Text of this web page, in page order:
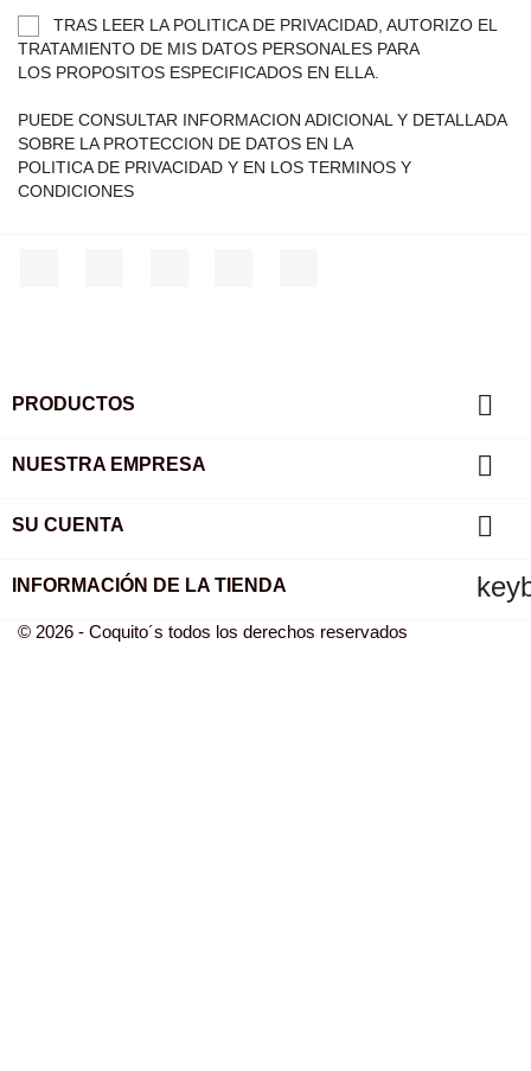
TRAS LEER LA POLITICA DE PRIVACIDAD, AUTORIZO EL
TRATAMIENTO DE MIS DATOS PERSONALES PARA
LOS PROPOSITOS ESPECIFICADOS EN ELLA.
PUEDE CONSULTAR INFORMACION ADICIONAL Y DETALLADA
SOBRE LA PROTECCION DE DATOS EN LA
POLITICA DE PRIVACIDAD Y EN LOS TERMINOS Y
CONDICIONES
PRODUCTOS 
NUESTRA EMPRESA 
SU CUENTA 
INFORMACIÓN DE LA TIENDA
© 2026 - Coquito´s todos los derechos reservados